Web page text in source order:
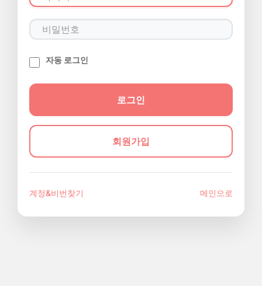
자동 로그인
회원가입
계정&비번찾기 메인으로